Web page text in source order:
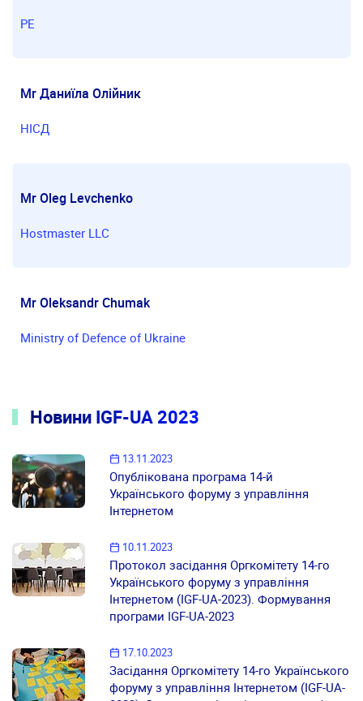
PE
Mr Даниїла Олійник
НІСД
Mr Oleg Levchenko
Hostmaster LLC
Mr Oleksandr Chumak
Ministry of Defence of Ukraine
Новини IGF-UA 2023
13.11.2023
Опублікована програма 14-й
Українського форуму з управління
Інтернетом
10.11.2023
Протокол засідання Оргкомітету 14-го
Українського форуму з управління
Інтернетом (IGF-UA-2023). Формування
програми IGF-UA-2023
17.10.2023
Засідання Оргкомітету 14-го Українського
форуму з управління Інтернетом (IGF-UA-